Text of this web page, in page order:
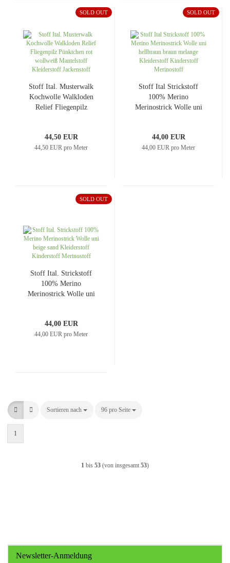
SOLD OUT
Stoff Ital. Musterwalk
Kochwolle Walkloden
Relief Fliegenpilz
Jackenstoff
44,50 EUR
44,50 EUR pro Meter
SOLD OUT
Stoff Ital Strickstoff
100% Merino
Merinostrick Wolle uni
Merinostoff
44,00 EUR
44,00 EUR pro Meter
SOLD OUT
Stoff Ital. Strickstoff
100% Merino
Merinostrick Wolle uni
44,00 EUR
44,00 EUR pro Meter
Sortieren nach
Sortieren nach 96 pro Seite
pro Seite
1
1 bis 53 (von insgesamt 53)
Newsletter-Anmeldung